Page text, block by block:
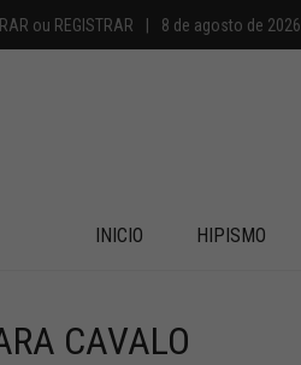
ou REGISTRAR | 8 de agosto de 2026
INICIO HIPISMO
CAVALO